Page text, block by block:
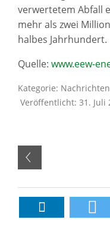
verwertetem Abfall
mehr als zwei
halbes Jahrhundert.
Quelle: www.eew-
Kategorie:
Veröffentlicht: 31. Juli